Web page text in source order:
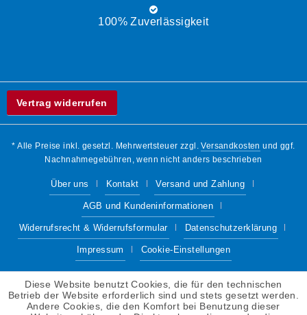
100% Zuverlässigkeit
Vertrag widerrufen
* Alle Preise inkl. gesetzl. Mehrwertsteuer zzgl.Versandkosten und ggf.
Nachnahmegebühren, wenn nicht anders beschrieben
Über uns Kontakt Versand und Zahlung
AGB und Kundeninformationen
Widerrufsrecht & Widerrufsformular Datenschutzerklärung
Impressum Cookie-Einstellungen
Diese Website benutzt Cookies, die für den technischen
Betrieb der Website erforderlich sind und stets gesetzt werden.
Andere Cookies, die den Komfort bei Benutzung dieser